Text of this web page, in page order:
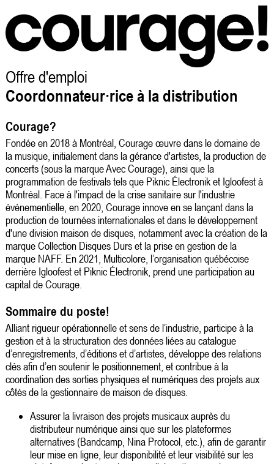
Offre d'emploi
Coordonnateur·rice à la distribution
Courage?
Fondée en 2018 à Montréal, Courage œuvre dans le domaine de
la musique, initialement dans la gérance d'artistes, la production de
concerts (sous la marque Avec Courage), ainsi que la
programmation de festivals tels que Piknic Électronik et Igloofest à
Montréal. Face à l'impact de la crise sanitaire sur l'industrie
événementielle, en 2020, Courage innove en se lançant dans la
production de tournées internationales et dans le développement
d'une division maison de disques, notamment avec la création de la
marque Collection Disques Durs et la prise en gestion de la
marque NAFF. En 2021, Multicolore, l’organisation québécoise
derrière Igloofest et Piknic Électronik, prend une participation au
capital de Courage.
Sommaire du poste!
Alliant rigueur opérationnelle et sens de l’industrie, participe à la
gestion et à la structuration des données liées au catalogue
d’enregistrements, d’éditions et d’artistes, développe des relations
clés afin d’en soutenir le positionnement, et contribue à la
coordination des sorties physiques et numériques des projets aux
côtés de la gestionnaire de maison de disques.
Assurer la livraison des projets musicaux auprès du
distributeur numérique ainsi que sur les plateformes
alternatives (Bandcamp, Nina Protocol, etc.), afin de garantir
leur mise en ligne, leur disponibilité et leur visibilité sur les